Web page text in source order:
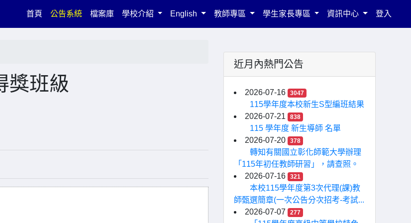
首頁(current)
公告系統 檔案庫 學校介紹 English 教師專區 學生家長專區 資訊中心 登入
獎班級
近月內熱門公告
2026-07-16 3047
115學年度本校新生S型編班結果
2026-07-21
838
115 學年度 新生導師 名單
2026-07-20
378
轉知有關國立彰化師範大學辦理
「115年初任教師研習」，請查照。
2026-07-16
321
本校115學年度第3次代理(課)教
師甄選簡章(一次公告分次招考-考試...
2026-07-07
277